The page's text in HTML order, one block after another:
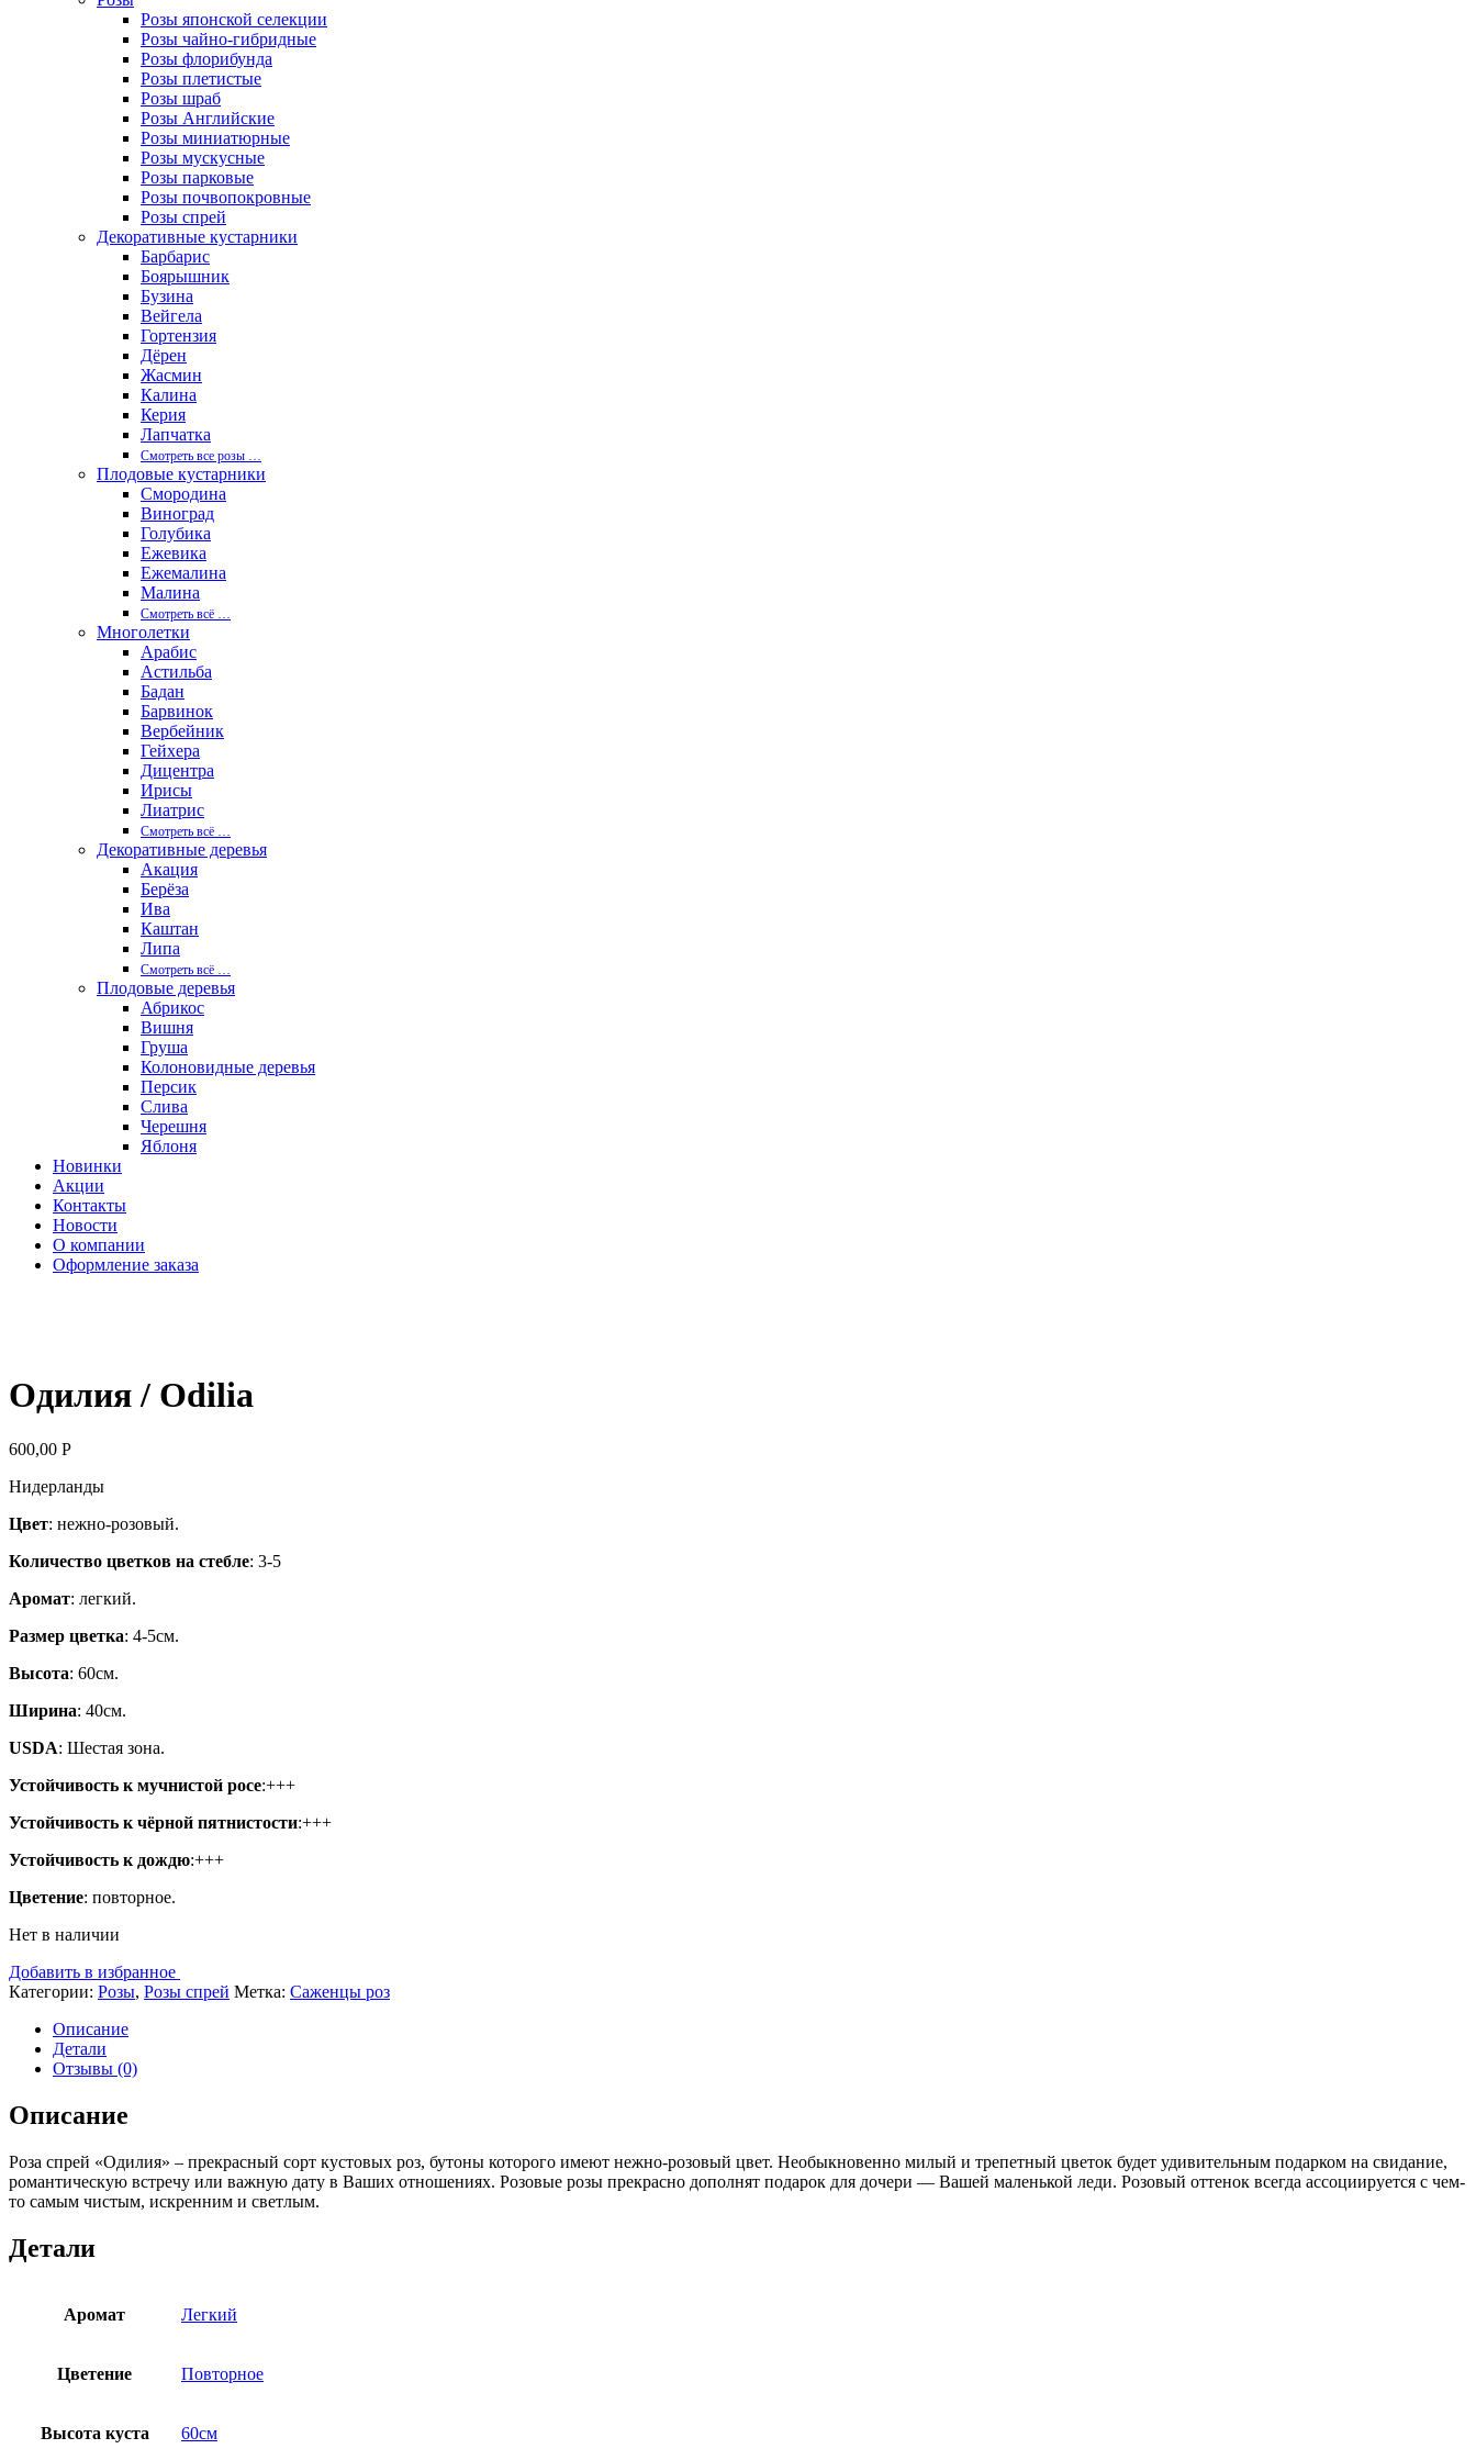
Розы японской селекции
Розы чайно-гибридные
Розы флорибунда
Розы плетистые
Розы шраб
Розы Английские
Розы миниатюрные
Розы мускусные
Розы парковые
Розы почвопокровные
Розы спрей
Декоративные кустарники
Барбарис
Боярышник
Бузина
Вейгела
Гортензия
Дёрен
Жасмин
Калина
Керия
Лапчатка
Смотреть все розы …
Плодовые кустарники
Смородина
Виноград
Голубика
Ежевика
Ежемалина
Малина
Смотреть вcё …
Многолетки
Арабис
Астильба
Бадан
Барвинок
Вербейник
Гейхера
Дицентра
Ирисы
Лиатрис
Смотреть вcё …
Декоративные деревья
Акация
Берёза
Ива
Каштан
Липа
Смотреть вcё …
Плодовые деревья
Абрикос
Вишня
Груша
Колоновидные деревья
Персик
Слива
Черешня
Яблоня
Новинки
Акции
Контакты
Новости
О компании
Оформление заказа
Одилия / Odilia
600,00 Р
Нидерланды
Цвет: нежно-розовый.
Количество цветков на стебле: 3-5
Аромат: легкий.
Размер цветка: 4-5см.
Высота: 60см.
Ширина: 40см.
USDA: Шестая зона.
Устойчивость к мучнистой росе:+++
Устойчивость к чёрной пятнистости:+++
Устойчивость к дождю:+++
Цветение: повторное.
Нет в наличии
Добавить в избранное
Категории: Розы, Розы спрей Метка: Саженцы роз
Описание
Детали
Отзывы (0)
Описание
Роза спрей «Одилия» – прекрасный сорт кустовых роз, бутоны которого имеют нежно-розовый цвет. Необыкновенно милый и трепетный цветок будет удивительным подарком на свидание,
романтическую встречу или важную дату в Ваших отношениях. Розовые розы прекрасно дополнят подарок для дочери — Вашей маленькой леди. Розовый оттенок всегда ассоциируется с чем-
то самым чистым, искренним и светлым.
Детали
Аромат Легкий
Цветение Повторное
Высота куста 60см